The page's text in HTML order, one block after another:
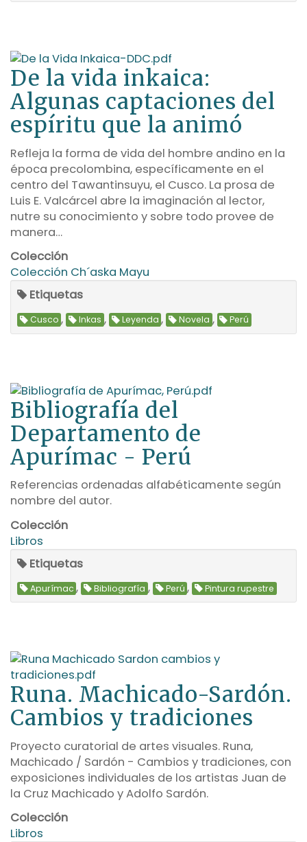
De la vida inkaica:
Algunas captaciones del
espíritu que la animó
Refleja la forma de vida del hombre andino en la
época precolombina, específicamente en el
centro del Tawantinsuyu, el Cusco. La prosa de
Luis E. Valcárcel abre la imaginación al lector,
nutre su conocimiento y sobre todo provee de
manera…
Colección
Colección Ch´aska Mayu
Etiquetas
Cusco , Inkas , Leyenda , Novela , Perú
Bibliografía del
Departamento de
Apurímac - Perú
Referencias ordenadas alfabéticamente según
nombre del autor.
Colección
Libros
Etiquetas
Apurímac , Bibliografía , Perú , Pintura rupestre
Runa. Machicado-Sardón.
Cambios y tradiciones
Proyecto curatorial de artes visuales. Runa,
Machicado / Sardón - Cambios y tradiciones, con
exposiciones individuales de los artistas Juan de
la Cruz Machicado y Adolfo Sardón.
Colección
Libros